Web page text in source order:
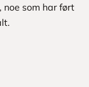
som har ført